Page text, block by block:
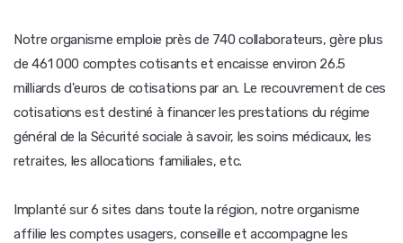
Notre organisme emploie près de 740 collaborateurs, gère plus
de 461 000 comptes cotisants et encaisse environ 26.5
milliards d'euros de cotisations par an. Le recouvrement de ces
cotisations est destiné à financer les prestations du régime
général de la Sécurité sociale à savoir, les soins médicaux, les
retraites, les allocations familiales, etc.
Implanté sur 6 sites dans toute la région, notre organisme
affilie les comptes usagers, conseille et accompagne les